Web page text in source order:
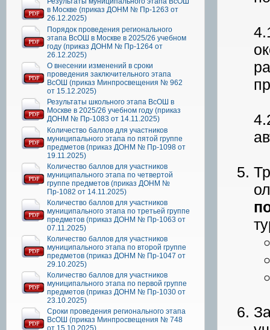
в Москве (приказ ДОНМ № Пр-1263 от
26.12.2025)
Порядок проведения регионального
этапа ВсОШ в Москве в 2025/26 учебном
году (приказ ДОНМ № Пр-1264 от
26.12.2025)
О внесении изменений в сроки
проведения заключительного этапа
ВсОШ (приказ Минпросвещения № 962
от 15.12.2025)
Результаты школьного этапа ВсОШ в
Москве в 2025/26 учебном году (приказ
ДОНМ № Пр-1083 от 14.11.2025)
Количество баллов для участников
муниципального этапа по пятой группе
предметов (приказ ДОНМ № Пр-1098 от
19.11.2025)
Количество баллов для участников
муниципального этапа по четвертой
группе предметов (приказ ДОНМ №
Пр-1082 от 14.11.2025)
Количество баллов для участников
муниципального этапа по третьей группе
предметов (приказ ДОНМ № Пр-1063 от
07.11.2025)
Количество баллов для участников
муниципального этапа по второй группе
предметов (приказ ДОНМ № Пр-1047 от
29.10.2025)
Количество баллов для участников
муниципального этапа по первой группе
предметов (приказ ДОНМ № Пр-1030 от
23.10.2025)
Сроки проведения регионального этапа
ВсОШ (приказ Минпросвещения № 748
от 15.10.2025)